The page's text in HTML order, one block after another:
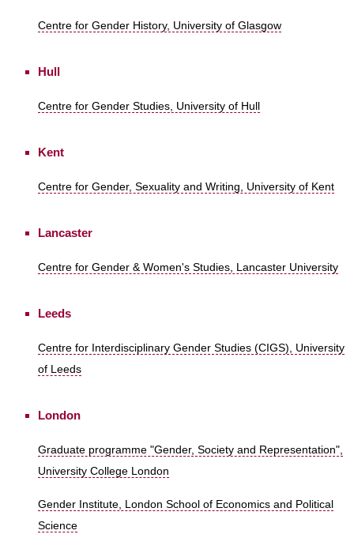
Centre for Gender History, University of Glasgow
Hull
Centre for Gender Studies, University of Hull
Kent
Centre for Gender, Sexuality and Writing, University of Kent
Lancaster
Centre for Gender & Women's Studies, Lancaster University
Leeds
Centre for Interdisciplinary Gender Studies (CIGS), University
of Leeds
London
Graduate programme "Gender, Society and Representation",
University College London
Gender Institute, London School of Economics and Political
Science